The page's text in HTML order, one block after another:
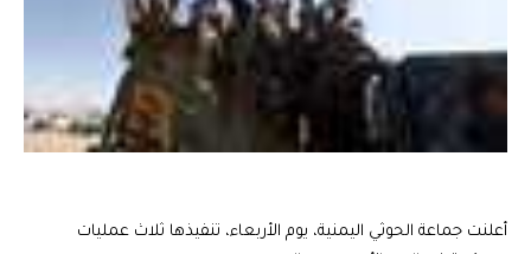
أعلنت جماعة الحوثي اليمنية، يوم الأربعاء، تنفيذها ثلاث عمليات